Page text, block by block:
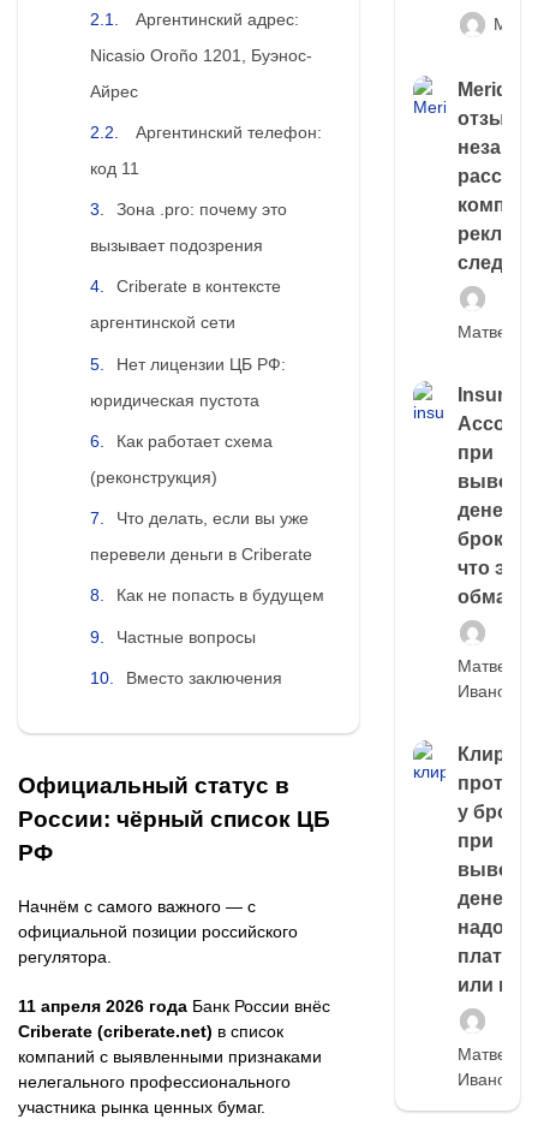
Аргентинский адрес:
Nicasio Oroño 1201, Буэнос-
Айрес
Аргентинский телефон:
код 11
Зона .pro: почему это
вызывает подозрения
Criberate в контексте
аргентинской сети
Нет лицензии ЦБ РФ:
юридическая пустота
Как работает схема
(реконструкция)
Что делать, если вы уже
перевели деньги в Criberate
Как не попасть в будущем
Частные вопросы
Вместо заключения
Официальный статус в
России: чёрный список ЦБ
РФ
Начнём с самого важного — с
официальной позиции российского
регулятора.
11 апреля 2026 года Банк России внёс
Criberate (criberate.net) в список
компаний с выявленными признаками
нелегального профессионального
участника рынка ценных бумаг.
следа
Матвей
Account
при
выводе
денег у
что это,
обман?
Матвей
Иванов
Клиринг
у
при
выводе
денег,
надо
платить
или
Матвей
Иванов